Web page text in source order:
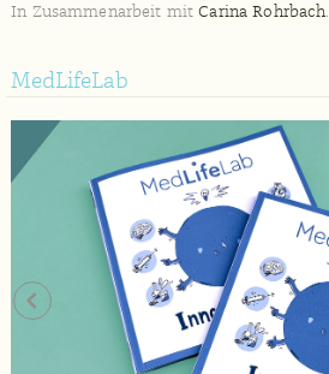
In Zusammenarbeit mitCarina Rohrbach.
MedLifeLab